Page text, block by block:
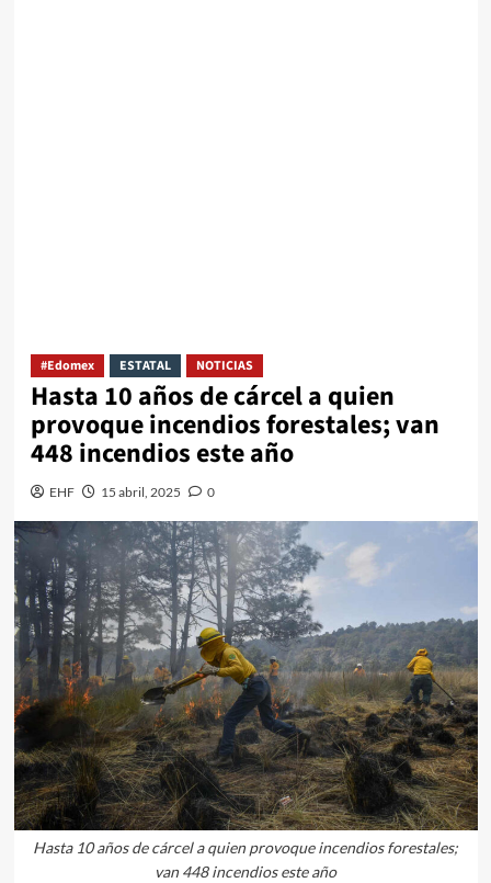
#Edomex ESTATAL NOTICIAS
Hasta 10 años de cárcel a quien
provoque incendios forestales; van
448 incendios este año
EHF 15 abril, 2025 0
Hasta 10 años de cárcel a quien provoque incendios forestales;
van 448 incendios este año